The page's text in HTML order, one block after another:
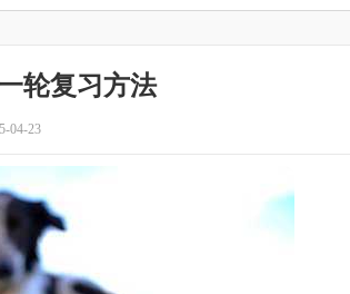
轮复习方法
04-23